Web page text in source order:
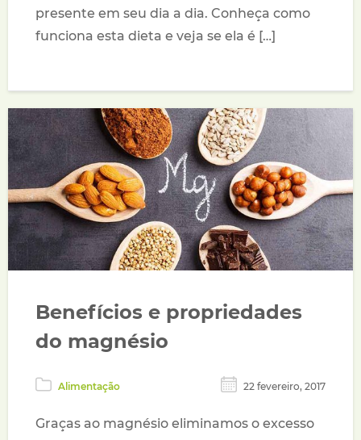
presente em seu dia a dia. Conheça como
funciona esta dieta e veja se ela é […]
Benefícios e propriedades
do magnésio
Alimentação 22 fevereiro, 2017
Graças ao magnésio eliminamos o excesso